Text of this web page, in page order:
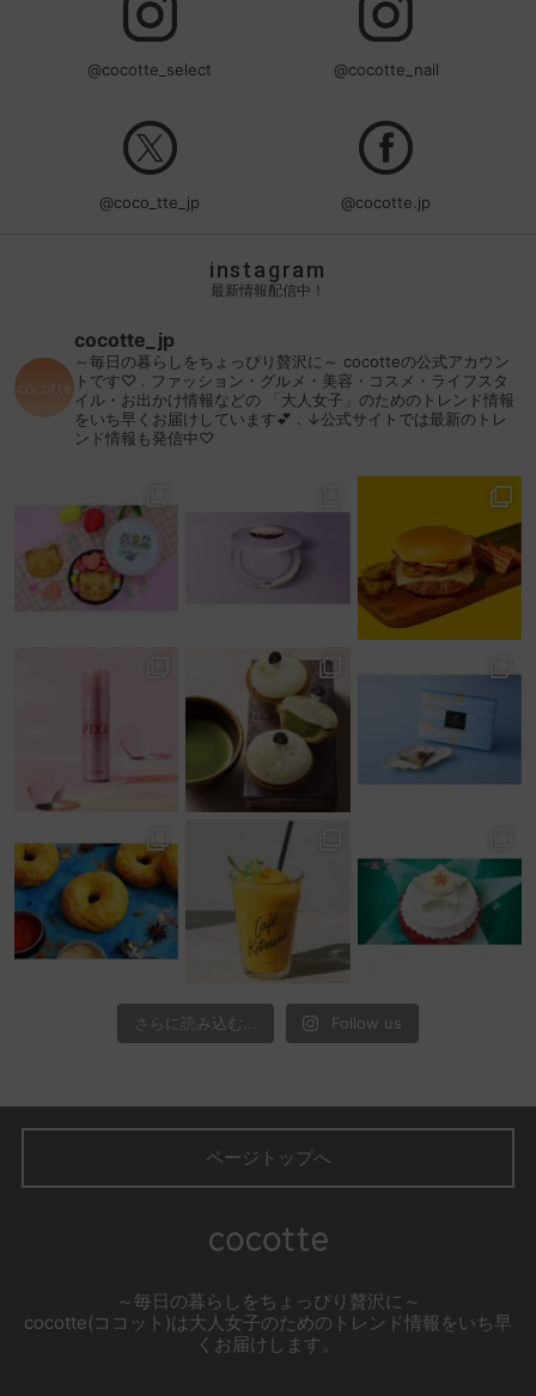
@cocotte_select @cocotte_nail
@coco_tte_jp @cocotte.jp
instagram
最新情報配信中！
cocotte_jp
～毎日の暮らしをちょっぴり贅沢に～ cocotteの公式アカウン
トです♡
ファッション・グルメ・美容・コスメ・ライフスタ
イル・お出かけ情報などの 「大人女子」のためのトレンド情報
をいち早くお届けしています💕
↓公式サイトでは最新のトレ
ンド情報も発信中♡
さらに読み込む... Follow us
ページトップへ
～毎日の暮らしをちょっぴり贅沢に～
cocotte(ココット)は大人女子のためのトレンド情報をいち早
くお届けします。